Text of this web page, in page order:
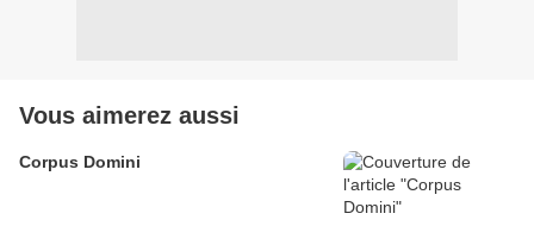
Vous aimerez aussi
Corpus Domini